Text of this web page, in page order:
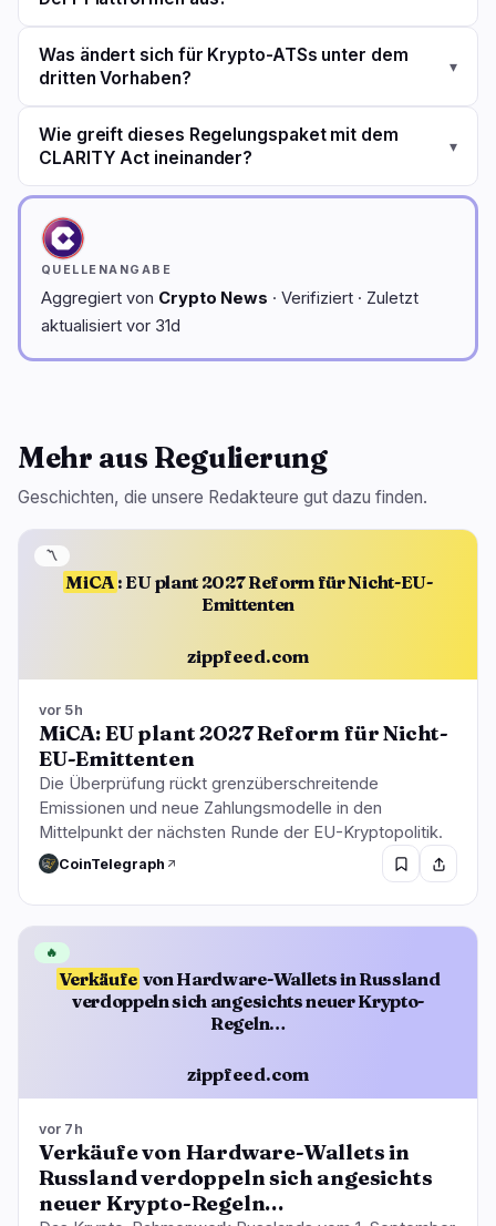
Was ändert sich für Krypto-ATSs unter dem
dritten Vorhaben?
▾
Wie greift dieses Regelungspaket mit dem
CLARITY Act ineinander?
▾
QUELLENANGABE
Aggregiert von Crypto News · Verifiziert · Zuletzt
aktualisiert vor 31d
Mehr aus Regulierung
Geschichten, die unsere Redakteure gut dazu finden.
MiCA : EU plant 2027 Reform für Nicht-EU-
Emittenten
zippfeed.com
〽️
vor 5h
MiCA: EU plant 2027 Reform für Nicht-
EU-Emittenten
Die Überprüfung rückt grenzüberschreitende
Emissionen und neue Zahlungsmodelle in den
Mittelpunkt der nächsten Runde der EU-Kryptopolitik.
CoinTelegraph
Verkäufe von Hardware-Wallets in Russland
verdoppeln sich angesichts neuer Krypto-
Regeln…
zippfeed.com
🔥
vor 7h
Verkäufe von Hardware-Wallets in
Russland verdoppeln sich angesichts
neuer Krypto-Regeln…